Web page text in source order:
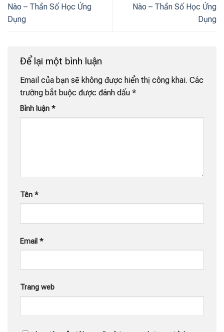
Nào – Thần Số Học Ứng
Dụng
Nào – Thần Số Học Ứng
Dụng
Để lại một bình luận
Email của bạn sẽ không được hiển thị công khai. Các
trường bắt buộc được đánh dấu *
Bình luận *
Tên *
Email *
Trang web